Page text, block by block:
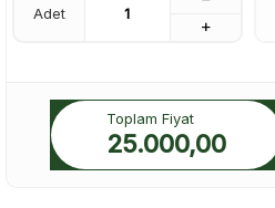
Adet
Toplam Fiyat
25.000,00